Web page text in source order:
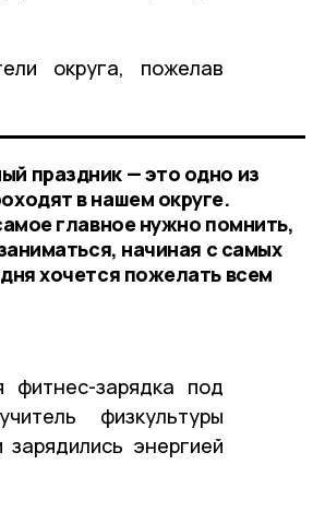
округа, пожелав
праздник — это одно из
в нашем округе.
главное нужно помнить,
начиная с самых
хочется пожелать всем
зарядка под
физкультуры
энергией